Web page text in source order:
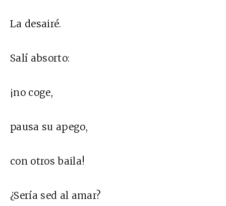
La desairé.
Salí absorto:
¡no coge,
pausa su apego,
con otros baila!
¿Sería sed al amar?